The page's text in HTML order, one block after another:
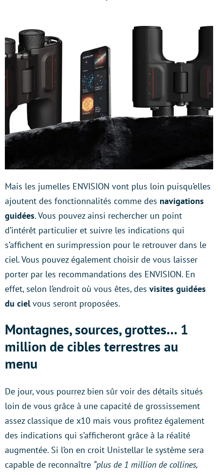
Mais les jumelles ENVISION vont plus loin puisqu’elles
ajoutent des fonctionnalités comme des navigations
guidées. Vous pouvez ainsi rechercher un point
d’intérêt particulier et suivre les indications qui
s’affichent en surimpression pour le retrouver dans le
ciel. Vous pouvez également choisir de vous laisser
porter par les recommandations des ENVISION. En
effet, selon l’endroit où vous êtes, des visites guidées
du cielvous seront proposées.
Montagnes, sources, grottes… 1
million de cibles terrestres au
menu
De jour, vous pourrez bien sûr voir des détails situés
loin de vous grâce à une capacité de grossissement
assez classique de x10 mais vous profitez également
des indications qui s’afficheront grâce à la réalité
augmentée. Si l’on en croit Unistellar le système sera
capable de reconnaître “plus de 1 million de collines,